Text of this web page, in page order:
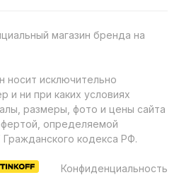
магазин бренда на
носит исключительно
и ни при каких условиях
размеры, фото и цены сайта
определяемой
кодекса РФ.
Конфиденциальность